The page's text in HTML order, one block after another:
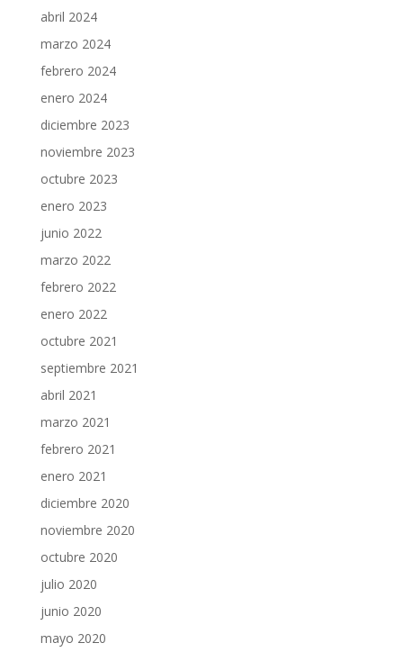
abril 2024
marzo 2024
febrero 2024
enero 2024
diciembre 2023
noviembre 2023
octubre 2023
enero 2023
junio 2022
marzo 2022
febrero 2022
enero 2022
octubre 2021
septiembre 2021
abril 2021
marzo 2021
febrero 2021
enero 2021
diciembre 2020
noviembre 2020
octubre 2020
julio 2020
junio 2020
mayo 2020